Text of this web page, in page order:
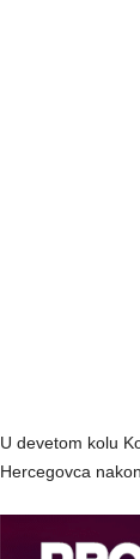
U devetom kolu
Hercegovca